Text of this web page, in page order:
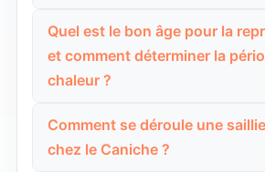
Trouver le bon partenaire pour
est la première étape cruciale. Il
trouver un autre caniche ; il
Critères essentiels pour choisir
Quel est le bon âge pour la
et comment déterminer la
chaleur ?
Le timing est essentiel pour
faut à la fois respecter l'âge
Comment se déroule une
chez le Caniche ?